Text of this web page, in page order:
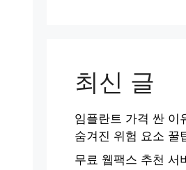
최신 글
임플란트 가격 싼 이
숨겨진 위험 요소 꿀
무료 웹팩스 추천 서